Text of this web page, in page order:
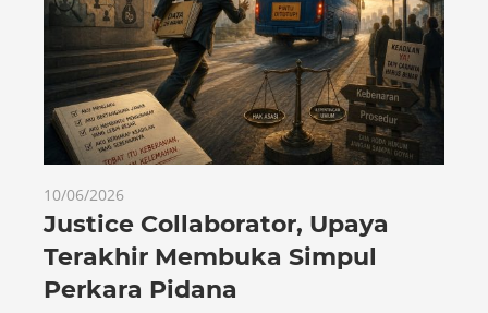
10/06/2026
Justice Collaborator, Upaya
Terakhir Membuka Simpul
Perkara Pidana